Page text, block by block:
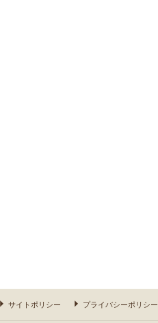
サイトポリシー プライバシーポリシー